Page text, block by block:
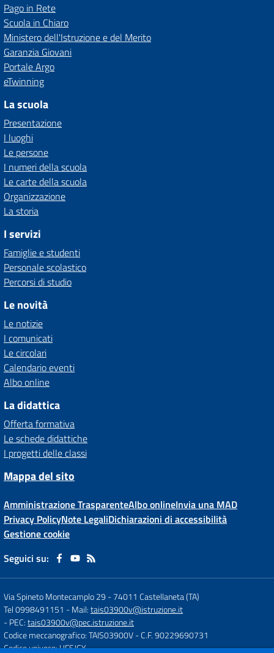
Pago in Rete
Scuola in Chiaro
Ministero dell'Istruzione e del Merito
Garanzia Giovani
Portale Argo
eTwinning
La scuola
Presentazione
I luoghi
Le persone
I numeri della scuola
Le carte della scuola
Organizzazione
La storia
I servizi
Famiglie e studenti
Personale scolastico
Percorsi di studio
Le novità
Le notizie
I comunicati
Le circolari
Calendario eventi
Albo online
La didattica
Offerta formativa
Le schede didattiche
I progetti delle classi
Mappa del sito
Amministrazione TrasparenteAlbo onlineInvia una MAD
Privacy PolicyNote LegaliDichiarazioni di accessibilità
Gestione cookie
Seguici su:
Via Spineto Montecamplo 29 -74011 Castellaneta (TA)
Tel 0998491151 - Mail:tais03900v@istruzione.it
- PEC:tais03900v@pec.istruzione.it
Codice meccanografico: TAIS03900V- C.F. 90229690731
Codice univoco: UFSJCY